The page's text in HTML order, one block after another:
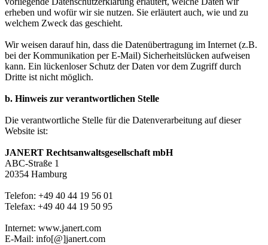
erheben und wofür wir sie nutzen. Sie erläutert auch, wie und zu
welchem Zweck das geschieht.
Wir weisen darauf hin, dass die Datenübertragung im Internet (z.B.
bei der Kommunikation per E-Mail) Sicherheitslücken aufweisen
kann. Ein lückenloser Schutz der Daten vor dem Zugriff durch
Dritte ist nicht möglich.
b. Hinweis zur verantwortlichen Stelle
Die verantwortliche Stelle für die Datenverarbeitung auf dieser
Website ist:
JANERT Rechtsanwaltsgesellschaft mbH
ABC-Straße 1
20354 Hamburg
Telefon: +49 40 44 19 56 01
Telefax: +49 40 44 19 50 95
Internet: www.janert.com
E-Mail: info[@]janert.com